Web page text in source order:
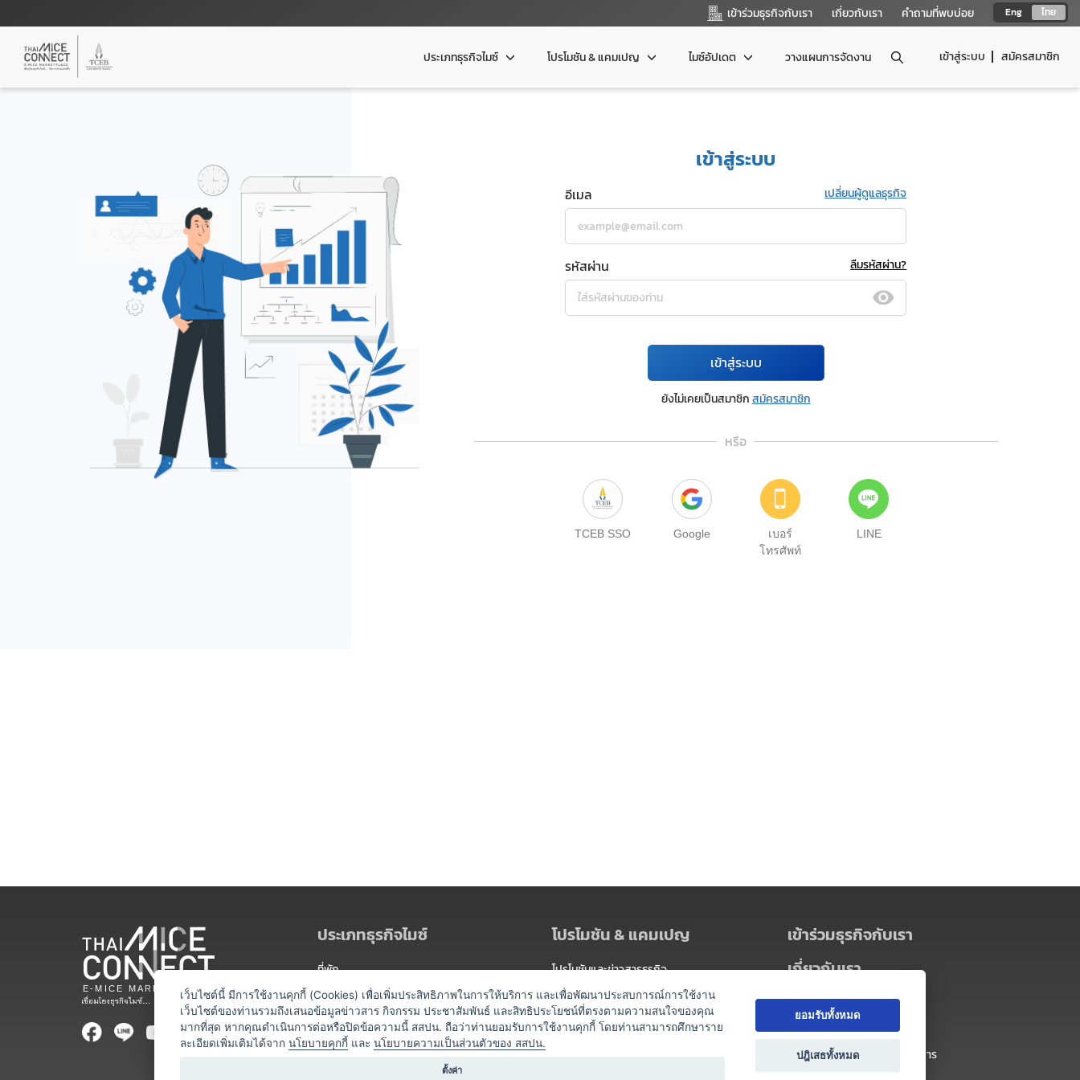
Eng ไทย
เข้าร่วมธุรกิจกับเรา เกี่ยวกับเรา คำถามที่พบบ่อย
เข้าสู่ระบบ สมัครสมาชิก
ประเภทธุรกิจไมซ์ โปรโมชัน & แคมเปญ ไมซ์อัปเดต วางแผนการจัดงาน
เข้าสู่ระบบ
อีเมล เปลี่ยนผู้ดูแลธุรกิจ
รหัสผ่าน ลืมรหัสผ่าน?
เข้าสู่ระบบ
ยังไม่เคยเป็นสมาชิกสมัครสมาชิก
หรือ
TCEB SSO Google
เบอร์
โทรศัพท์
LINE
ประเภทธุรกิจไมซ์
ที่พัก
สถานที่จัดงาน
ท่องเที่ยว / นำเที่ยว
ออแกไนเซอร์
โปรโมชัน & แคมเปญ
โปรโมชันและข่าวสารธุรกิจ
แพ็กเกจ
แคมเปญ
เข้าร่วมธุรกิจกับเรา
เกี่ยวกับเรา
เกี่ยวกับ Thai MICE Connect
นโยบายความเป็นส่วนตัว
ข้อตกลง และเงื่อนไขการใช้บริการ
เว็บไซต์นี้ มีการใช้งานคุกกี้ (Cookies) เพื่อเพิ่มประสิทธิภาพในการให้บริการ และเพื่อพัฒนาประสบการณ์การใช้งาน
เว็บไซต์ของท่านรวมถึงเสนอข้อมูลข่าวสาร กิจกรรม ประชาสัมพันธ์ และสิทธิประโยชน์ที่ตรงตามความสนใจของคุณ
มากที่สุด หากคุณดำเนินการต่อหรือปิดข้อความนี้ สสปน. ถือว่าท่านยอมรับการใช้งานคุกกี้ โดยท่านสามารถศึกษาราย
ละเอียดเพิ่มเติมได้จาก นโยบายคุกกี้ และ นโยบายความเป็นส่วนตัวของ สสปน.
ตั้งค่า
ยอมรับทั้งหมด
ปฎิเสธทั้งหมด